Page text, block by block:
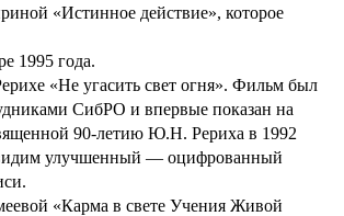
«Истинное действие», которое
1995 года.
«Не угасить свет огня». Фильм был
СибРО и впервые показан на
90-летию Ю.Н. Рериха в 1992
улучшенный — оцифрованный
«Карма в свете Учения Живой